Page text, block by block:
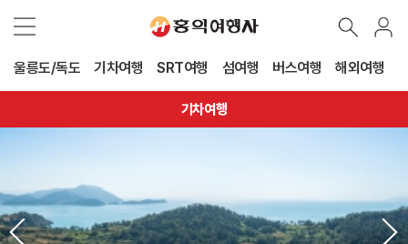
울릉도/독도 기차여행 SRT여행 섬여행 버스여행 해외여행
기차여행